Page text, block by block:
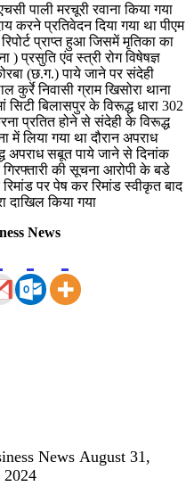
पाली मरचूरी रवाना किया गया
करने प्रतिवेदन दिया गया था पीएम
रिपोर्ट प्राप्त हुआ जिसमें मृतिका का
) प्रसुति एंव स्त्री रोग विषेषज्ञ
(छ.ग.) पाये जाने पर संदेही
निवासी ग्राम खिसोरा थाना
सिटी बिलासपुर के विरूद्ध धारा 302
प्रतित होने से संदेही के विरूद्ध
में लिया गया था दौरान अपराध
अपराध सबूत पाये जाने से दिनांक
की सूचना आरोपी के बडे
पर पेष कर रिमांड स्वीकृत बाद
किया गया
News
News August 31,
2024